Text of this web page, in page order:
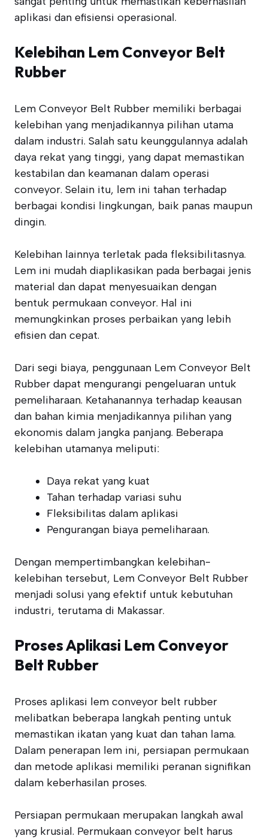
aplikasi dan efisiensi operasional.
Kelebihan Lem Conveyor Belt
Rubber
Lem Conveyor Belt Rubber memiliki berbagai
kelebihan yang menjadikannya pilihan utama
dalam industri. Salah satu keunggulannya adalah
daya rekat yang tinggi, yang dapat memastikan
kestabilan dan keamanan dalam operasi
conveyor. Selain itu, lem ini tahan terhadap
berbagai kondisi lingkungan, baik panas maupun
dingin.
Kelebihan lainnya terletak pada fleksibilitasnya.
Lem ini mudah diaplikasikan pada berbagai jenis
material dan dapat menyesuaikan dengan
bentuk permukaan conveyor. Hal ini
memungkinkan proses perbaikan yang lebih
efisien dan cepat.
Dari segi biaya, penggunaan Lem Conveyor Belt
Rubber dapat mengurangi pengeluaran untuk
pemeliharaan. Ketahanannya terhadap keausan
dan bahan kimia menjadikannya pilihan yang
ekonomis dalam jangka panjang. Beberapa
kelebihan utamanya meliputi:
Daya rekat yang kuat
Tahan terhadap variasi suhu
Fleksibilitas dalam aplikasi
Pengurangan biaya pemeliharaan.
Dengan mempertimbangkan kelebihan-
kelebihan tersebut, Lem Conveyor Belt Rubber
menjadi solusi yang efektif untuk kebutuhan
industri, terutama di Makassar.
Proses Aplikasi Lem Conveyor
Belt Rubber
Proses aplikasi lem conveyor belt rubber
melibatkan beberapa langkah penting untuk
memastikan ikatan yang kuat dan tahan lama.
Dalam penerapan lem ini, persiapan permukaan
dan metode aplikasi memiliki peranan signifikan
dalam keberhasilan proses.
Persiapan permukaan merupakan langkah awal
yang krusial. Permukaan conveyor belt harus